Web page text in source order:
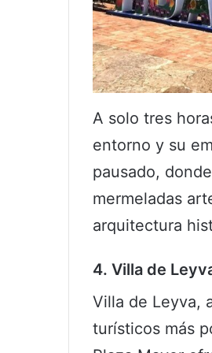
A solo tres
entorno y su
pausado,
mermeladas
arquitectura
4. Villa de
Villa de Leyva,
turísticos más